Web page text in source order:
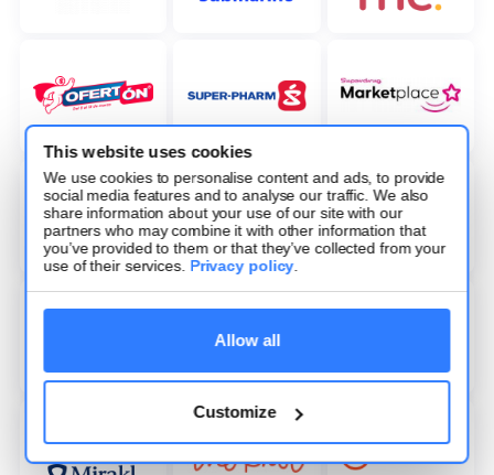
This website uses cookies
We use cookies to personalise content and ads, to provide
social media features and to analyse our traffic. We also
share information about your use of our site with our
partners who may combine it with other information that
you’ve provided to them or that they’ve collected from your
use of their services. Privacy policy.
Allow all
Customize